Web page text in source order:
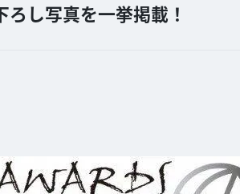
し写真を一挙掲載！